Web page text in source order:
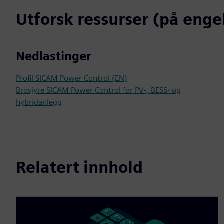
Utforsk ressurser (på
Nedlastinger
Profil SICAM Power Control (EN)
Brosjyre SICAM Power Control for PV-, BESS- og
hybridanlegg
Relatert innhold